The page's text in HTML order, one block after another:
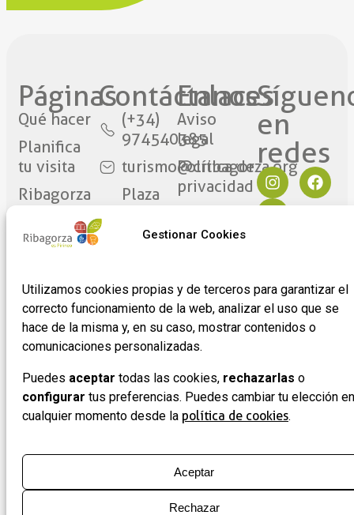
Gestionar Cookies
Utilizamos cookies propias y de terceros para garantizar el
correcto funcionamiento de la web, analizar el uso que se
hace de la misma y, en su caso, mostrar contenidos o
comunicaciones personalizadas.
Puedes aceptar todas las cookies, rechazarlas o
configurar tus preferencias. Puedes cambiar tu elección en
cualquier momento desde la política de cookies.
Aceptar
Rechazar
Páginas
Qué hacer
Planifica
tu visita
Ribagorza
Noticias
Contáctanos​
(+34)
974540385
turismo@cribagorza.org
Plaza
(Huesca)
Enlaces
Aviso
legal
Política de
privacidad
Cookies
de
adhesión
de
empresas
en
redes​